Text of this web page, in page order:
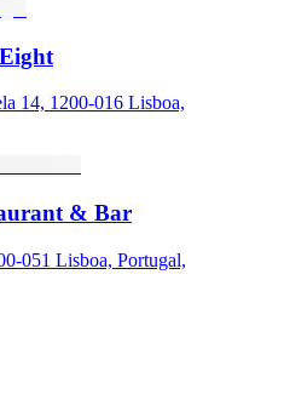
14, 1200-016 Lisboa,
& Bar
051 Lisboa, Portugal,